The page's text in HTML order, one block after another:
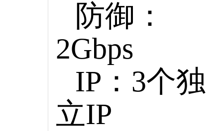
防御：
2Gbps
IP：3个独
立IP